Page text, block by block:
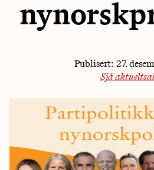
Publisert: 27.
Sjå